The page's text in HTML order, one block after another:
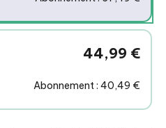
44,99 €
Abonnement : 40,49 €